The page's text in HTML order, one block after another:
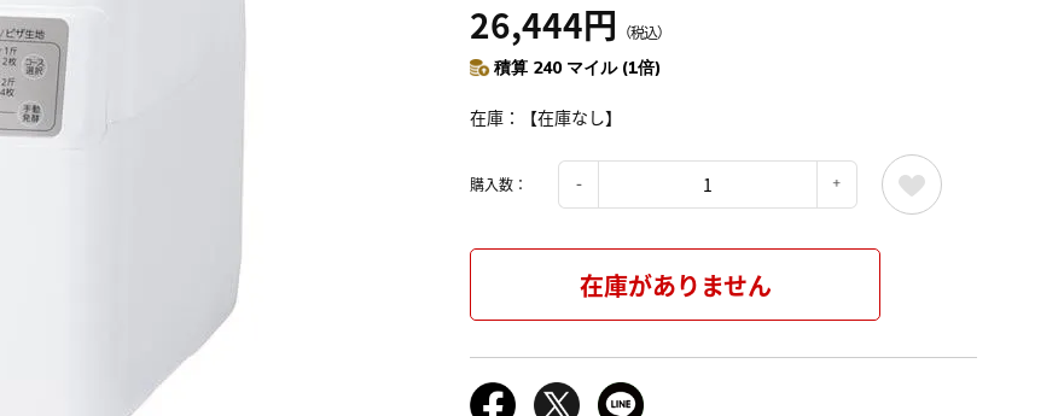
26,444円 （税込）
積算 240 マイル (1倍)
在庫 【在庫なし】
購入数：
在庫がありません